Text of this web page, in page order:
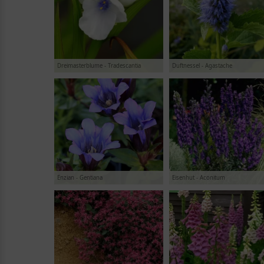
Solitärstauden
)
Steingartenstauden
491)
(20
Wasserrand-Pflanzen(89)
sonstige Stauden 23)
Dreimasterblume - Tradescantia Duftnessel - Agastache
Eisenhut - Aconitum
Enzian - Gentiana